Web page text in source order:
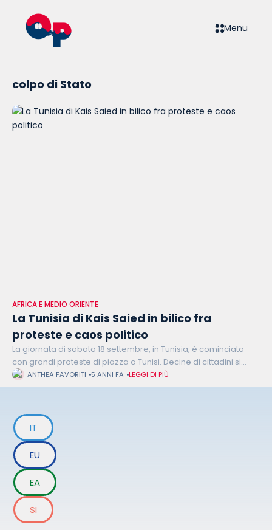
Menu
colpo di Stato
AFRICA E MEDIO ORIENTE
La Tunisia di Kais Saied in bilico fra
proteste e caos politico
La giornata di sabato 18 settembre, in Tunisia, è cominciata
con grandi proteste di piazza a Tunisi. Decine di cittadini si
sono radunati davanti al Teatro municipale della capitale
Tunisi
ANTHEA FAVORITI 5 ANNI FA LEGGI DI PIÙ
IT
EU
EA
SI